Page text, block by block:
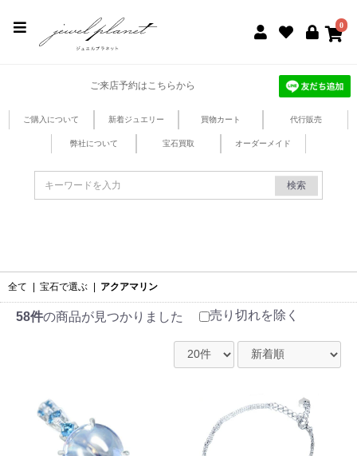
0
ご来店予約はこちらから
ご購入について 新着ジュエリー 買物カート 代行販売
弊社について 宝石買取 オーダーメイド
検索
全て 宝石で選ぶ アクアマリン
58件の商品が見つかりました 売り切れを除く